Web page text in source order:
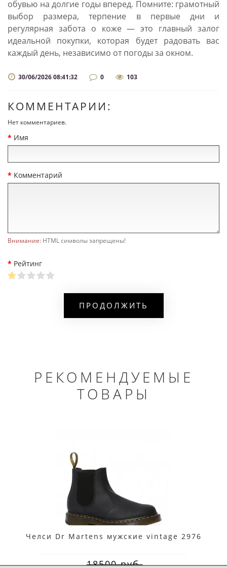
обувью на долгие годы вперед. Помните: грамотный
выбор размера, терпение в первые дни и
регулярная забота о коже — это главный залог
идеальной покупки, которая будет радовать вас
каждый день, независимо от погоды за окном.
30/06/2026 08:41:32 0 103
КОММЕНТАРИИ:
Нет комментариев.
Имя
Комментарий
Внимание: HTML символы запрещены!
Рейтинг
ПРОДОЛЖИТЬ
РЕКОМЕНДУЕМЫЕ
ТОВАРЫ
Челси Dr Martens мужские vintage 2976
18500 руб.